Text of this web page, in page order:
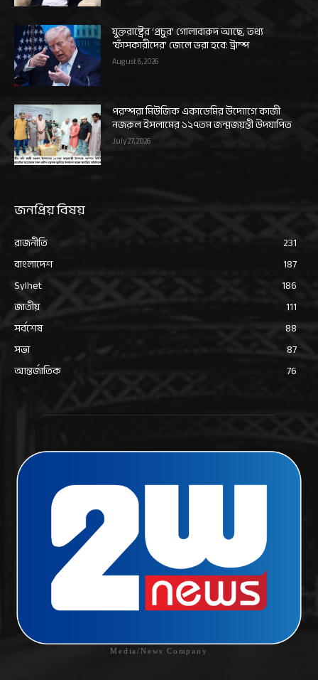
যুক্তরাষ্ট্রের ‘প্রচুর’ গোলাবারুদ আছে, তথ্য
‘ফাঁসকারীদের’ জেলে ভরা হবে: ট্রাম্প
August 6, 2026
পরম্পরা মিউজিক একাডেমির উদ্যোগে কাজী
নজরুল ইসলামের ১২৭তম জন্মজয়ন্তী উদযাপিত
July 27, 2026
জনপ্রিয় বিষয়
রাজনীতি
231
বাংলাদেশ
187
Sylhet
186
জাতীয়
111
সর্বশেষ
88
সভা
87
আন্তর্জাতিক
76
Media/News Company